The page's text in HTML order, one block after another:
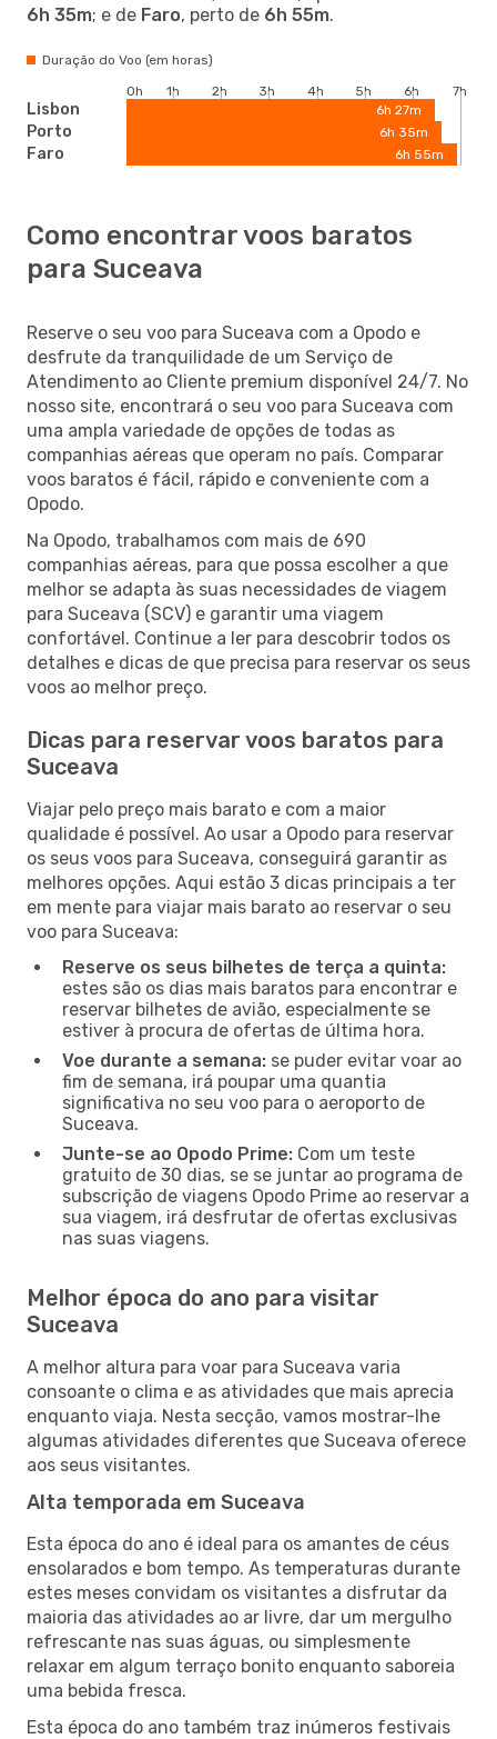
6h 35m; e de Faro, perto de 6h 55m.
Duração do Voo (em horas)
Lisbon
Porto
Faro
0h 1h 2h 3h 4h 5h 6h
7h
6h 27m
6h 35m
6h 55m
Como encontrar voos baratos
para Suceava
Reserve o seu voo para Suceava com a Opodo e
desfrute da tranquilidade de um Serviço de
Atendimento ao Cliente premium disponível 24/7. No
nosso site, encontrará o seu voo para Suceava com
uma ampla variedade de opções de todas as
companhias aéreas que operam no país. Comparar
voos baratos é fácil, rápido e conveniente com a
Opodo.
Na Opodo, trabalhamos com mais de 690
companhias aéreas, para que possa escolher a que
melhor se adapta às suas necessidades de viagem
para Suceava (SCV) e garantir uma viagem
confortável. Continue a ler para descobrir todos os
detalhes e dicas de que precisa para reservar os seus
voos ao melhor preço.
Dicas para reservar voos baratos para
Suceava
Viajar pelo preço mais barato e com a maior
qualidade é possível. Ao usar a Opodo para reservar
os seus voos para Suceava, conseguirá garantir as
melhores opções. Aqui estão 3 dicas principais a ter
em mente para viajar mais barato ao reservar o seu
voo para Suceava:
Reserve os seus bilhetes de terça a quinta:
estes são os dias mais baratos para encontrar e
reservar bilhetes de avião, especialmente se
estiver à procura de ofertas de última hora.
Voe durante a semana: se puder evitar voar ao
fim de semana, irá poupar uma quantia
significativa no seu voo para o aeroporto de
Suceava.
Junte-se ao Opodo Prime: Com um teste
gratuito de 30 dias, se se juntar ao programa de
subscrição de viagens Opodo Prime ao reservar a
sua viagem, irá desfrutar de ofertas exclusivas
nas suas viagens.
Melhor época do ano para visitar
Suceava
A melhor altura para voar para Suceava varia
consoante o clima e as atividades que mais aprecia
enquanto viaja. Nesta secção, vamos mostrar-lhe
algumas atividades diferentes que Suceava oferece
aos seus visitantes.
Alta temporada em Suceava
Esta época do ano é ideal para os amantes de céus
ensolarados e bom tempo. As temperaturas durante
estes meses convidam os visitantes a disfrutar da
maioria das atividades ao ar livre, dar um mergulho
refrescante nas suas águas, ou simplesmente
relaxar em algum terraço bonito enquanto saboreia
uma bebida fresca.
Esta época do ano também traz inúmeros festivais